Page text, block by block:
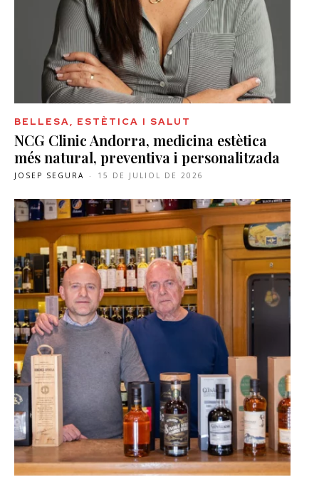
BELLESA, ESTÈTICA I SALUT
NCG Clinic Andorra, medicina estètica
més natural, preventiva i personalitzada
JOSEP SEGURA - 15 DE JULIOL DE 2026